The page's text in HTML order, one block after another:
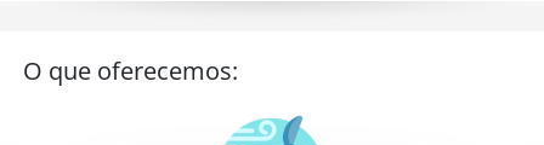
O que oferecemos: